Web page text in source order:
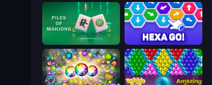
Piles of Mahjong Hexa GO!